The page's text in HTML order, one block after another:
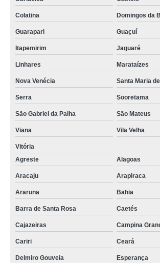
fornecedor de empacotadora de leite pequena
empacotadora leite Natal
fornecedor de empacotadora leite Imbuia
empacotadora leite orçamento Palhoça
embaladora de leite de saquinho orçamento Esteio
qual o valor de empacotadora para leite São Bento do
empacotadora de leite pasteurizado preços Afonso
empacotadora leite orçamento Sousa
empacotadora de leite em saquinho Palhoça
embaladora de leite de saquinho São Lourenço da
embaladora de leite de saquinho preços VL
qual o valor de empacotadora leite Jardim Mimar
Colatina Domingos da
Guarapari Guaçuí
Itapemirim Jaguaré
Linhares Marataízes
Nova Venécia Santa Maria
Serra Sooretama
São Gabriel da Palha São Mateus
Viana Vila Velha
Vitória
Agreste
Alagoas
Aracaju Arapiraca
Araruna Bahia
Barra de Santa Rosa Caetés
Cajazeiras Campina
Cariri Ceará
Delmiro Gouveia Esperança